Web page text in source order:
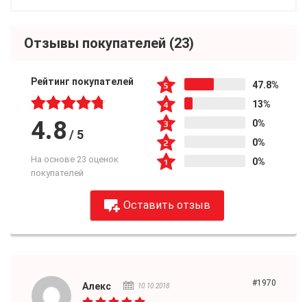
Отзывы покупателей (23)
Рейтинг покупателей
4.8 / 5
На основе 23 оценок
покупателей
47.8%
13%
0%
0%
0%
Оставить отзыв
#1970
Алекс 10.10.2018